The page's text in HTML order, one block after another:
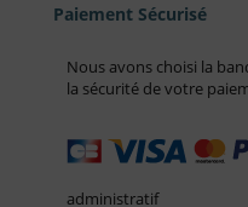
Paiement Sécurisé
Nous avons choisi la
la sécurité de votre
administratif